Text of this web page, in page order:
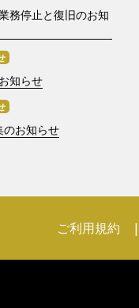
業務停止と復旧のお知
知らせ
のお知らせ
ご利用規約